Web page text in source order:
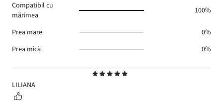
5LILIANA
Compatibil cu
mărimea
100%
Prea mare
0%
Prea mică
0%